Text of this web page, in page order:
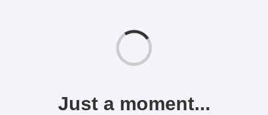
Just a moment...